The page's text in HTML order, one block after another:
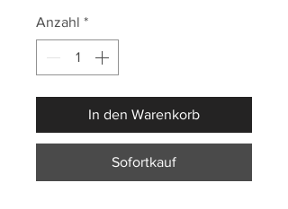
Anzahl *
In den Warenkorb
Sofortkauf